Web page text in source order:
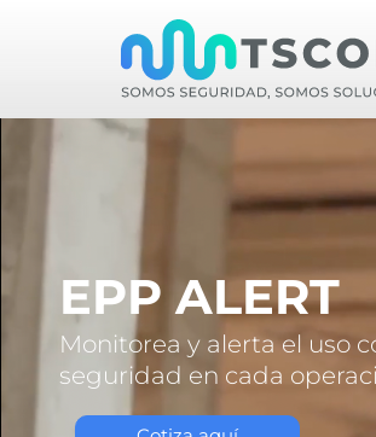
EPP ALERT
Monitorea y alerta el uso
seguridad en cada